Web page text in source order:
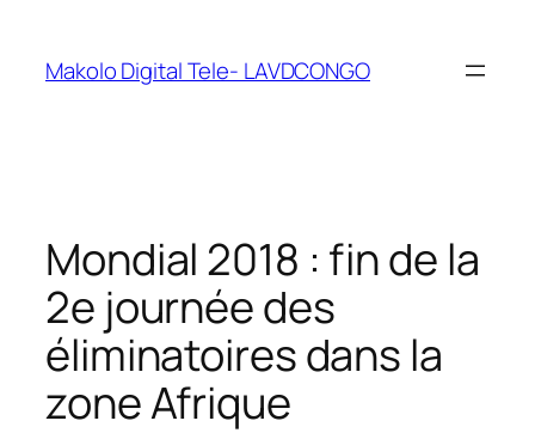
Makolo Digital Tele- LAVDCONGO
Mondial 2018 : fin de la
2e journée des
éliminatoires dans la
zone Afrique